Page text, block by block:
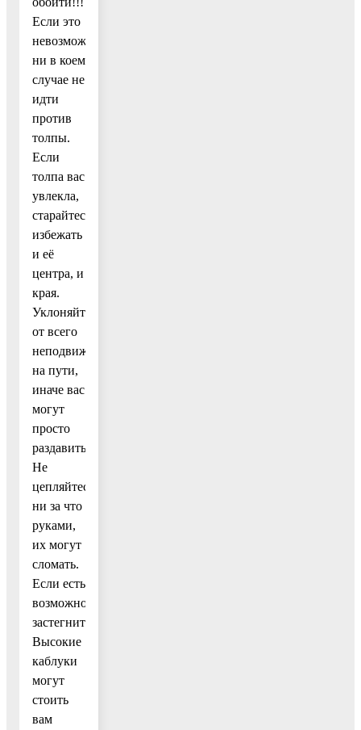
Если это
невозможно,
ни в коем
случае не
идти
против
толпы.
Если
толпа вас
увлекла,
старайтесь
избежать
и её
центра, и
края.
Уклоняйтесь
от всего
неподвижного
на пути,
иначе вас
могут
просто
раздавить.
Не
цепляйтесь
ни за что
руками,
их могут
сломать.
Если есть
возможность,
застегнитесь.
Высокие
каблуки
могут
стоить
вам